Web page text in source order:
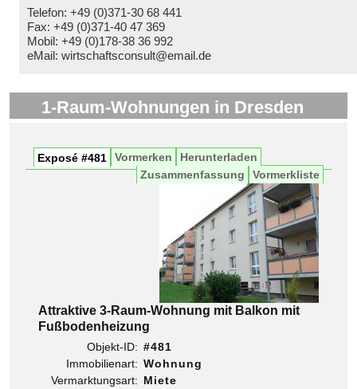
Telefon: +49 (0)371-30 68 441
Fax: +49 (0)371-40 47 369
Mobil: +49 (0)178-38 36 992
eMail: wirtschaftsconsult@email.de
1-Raum-Wohnungen in Dresden
Exposé #481 Vormerken
Herunterladen
Vormerkliste
Zusammenfassung
Attraktive 3-Raum-Wohnung mit Balkon mit
Fußbodenheizung
Objekt-ID: #481
Immobilienart: Wohnung
Vermarktungsart: Miete